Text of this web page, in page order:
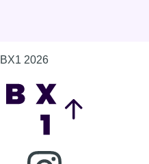
BX1 2026
Consulter page